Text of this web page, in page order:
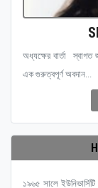
অধ্যক্ষের বার্তা স্বাগত
এক গুরুত্বপূর্ণ অবদান...
১৯৬৫ সালে